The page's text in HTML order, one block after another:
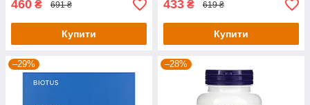
460 ₴ 691 ₴
Купити
433 ₴ 619 ₴
Купити
–29% –28%